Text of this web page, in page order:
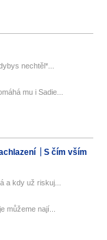
nechtěl*...
mu i Sadie...
S čím vším
a kdy už riskuj...
můžeme nají...